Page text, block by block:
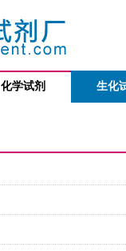
化学试剂 生化